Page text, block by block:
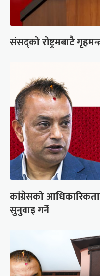
संसद्को रोष्ट्रमबाटै
कांग्रेसको
सुनुवाइ गर्ने